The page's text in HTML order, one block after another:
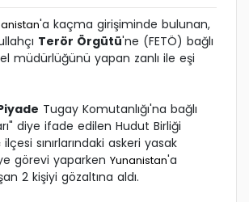
'a kaçma girişiminde bulunan,
Terör Örgütü'ne (FETÖ) bağlı
müdürlüğünü yapan zanlı ile eşi
Tugay Komutanlığı'na bağlı
diye ifade edilen Hudut Birliği
ilçesi sınırlarındaki askeri yasak
görevi yaparken Yunanistan'a
2 kişiyi gözaltına aldı.